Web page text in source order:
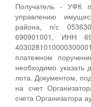
Получатель - УФК
управлению
района, л/с
690901001, ИНН
платежном
необходимо указать
лота. Документом,
на счет
счета Организатора